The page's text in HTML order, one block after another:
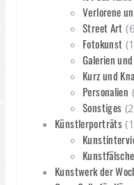
Verlorene
Street Art
Fotokunst
Galerien
Kurz und
Personalien
Sonstiges
Künstlerporträts
Kunstwerk der